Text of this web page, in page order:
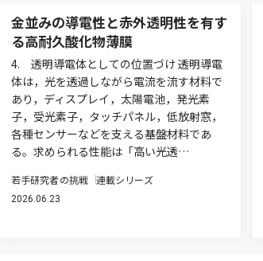
金並みの導電性と赤外透明性を有す
る高耐久酸化物薄膜
4. 透明導電体としての位置づけ 透明導電
体は，光を透過しながら電流を流す材料で
あり，ディスプレイ，太陽電池，発光素
子，受光素子，タッチパネル，低放射窓，
各種センサーなどを支える基盤材料であ
る。求められる性能は「高い光透…
若手研究者の挑戦 連載シリーズ
2026.06.23